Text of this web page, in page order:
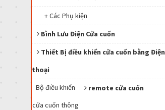
+ Các Phụ kiện
Bình Lưu Điện Cửa cuốn
Thiết Bị điều khiển cửa cuốn bằng Điện
thoại
Bộ điều khiển
cửa cuốn thông
remote cửa cuốn